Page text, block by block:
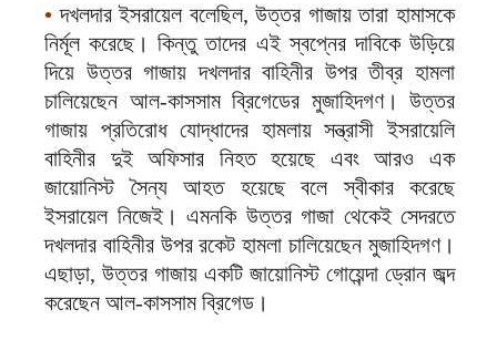
• দখলদার ইসরায়েল বলেছিল, উত্তর গাজায় তারা হামাসকে
নির্মূল করেছে। কিন্তু তাদের এই স্বপ্নের দাবিকে উড়িয়ে
দিয়ে উত্তর গাজায় দখলদার বাহিনীর উপর তীব্র হামলা
চালিয়েছেন আল-কাসসাম ব্রিগেডের মুজাহিদগণ। উত্তর
গাজায় প্রতিরোধ যোদ্ধাদের হামলায় সন্ত্রাসী ইসরায়েলি
বাহিনীর দুই অফিসার নিহত হয়েছে এবং আরও এক
জায়োনিস্ট সৈন্য আহত হয়েছে বলে স্বীকার করেছে
ইসরায়েল নিজেই। এমনকি উত্তর গাজা থেকেই সেদরতে
দখলদার বাহিনীর উপর রকেট হামলা চালিয়েছেন মুজাহিদগণ।
এছাড়া, উত্তর গাজায় একটি জায়োনিস্ট গোয়েন্দা ড্রোন জব্দ
করেছেন আল-কাসসাম ব্রিগেড।